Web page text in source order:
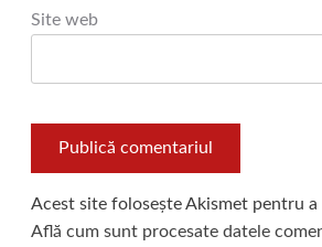
Site web
Acest site folosește Akismet pentru a
Află cum sunt procesate datele